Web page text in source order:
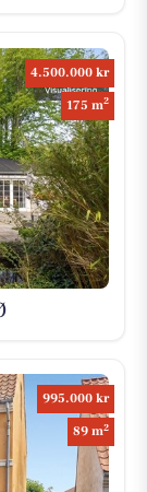
4.500.000 kr
175 m2
995.000 kr
89 m2